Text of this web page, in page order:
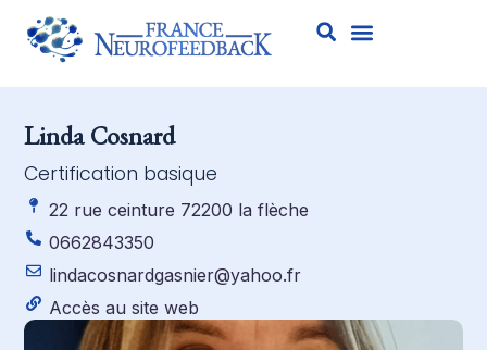
Linda Cosnard
Certification basique
22 rue ceinture 72200 la flèche
0662843350
lindacosnardgasnier@yahoo.fr
Accès au site web